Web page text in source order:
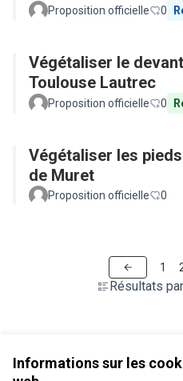
Informations sur les
Proposition officielle 0
Végétaliser le
Toulouse Lautrec
Proposition officielle 0
Végétaliser les
de Muret
Proposition officielle 0
Résultats
1